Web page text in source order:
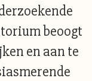
beoogt
en aan te